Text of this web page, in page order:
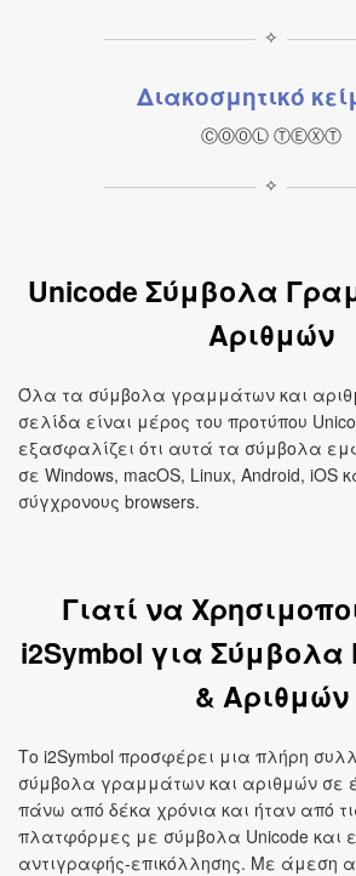
✧
Διακοσμητικό
ⒸⓄⓄⓁ ⓉⒺⓍⓉ
✧
Unicode Σύμβολα
Αριθμών
Όλα τα σύμβολα γραμμάτων και
σελίδα είναι μέρος του προτύπου
εξασφαλίζει ότι αυτά τα σύμβολα
σε Windows, macOS, Linux, Android, iOS
σύγχρονους browsers.
Γιατί να
i2Symbol για
& Αριθμών
Το i2Symbol προσφέρει μια πλήρη
σύμβολα γραμμάτων και αριθμών σε
πάνω από δέκα χρόνια και ήταν από
πλατφόρμες με σύμβολα Unicode και
αντιγραφής-επικόλλησης. Με άμεση